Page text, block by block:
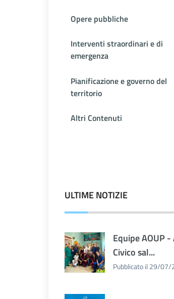
Opere pubbliche
Interventi straordinari e di
emergenza
Pianificazione e governo del
territorio
Altri Contenuti
ULTIME NOTIZIE
Equipe AOUP -
Civico sal...
Pubblicato il 29/